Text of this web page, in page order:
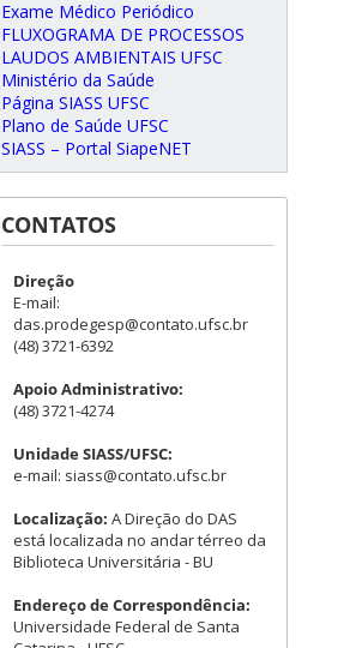
Exame Médico Periódico
FLUXOGRAMA DE PROCESSOS
LAUDOS AMBIENTAIS UFSC
Ministério da Saúde
Página SIASS UFSC
Plano de Saúde UFSC
SIASS – Portal SiapeNET
CONTATOS
Direção
E-mail:
das.prodegesp@contato.ufsc.br
(48) 3721-6392
Apoio Administrativo:
(48) 3721-4274
Unidade SIASS/UFSC:
e-mail: siass@contato.ufsc.br
Localização: A Direção do DAS
está localizada no andar térreo da
Biblioteca Universitária - BU
Endereço de Correspondência:
Universidade Federal de Santa